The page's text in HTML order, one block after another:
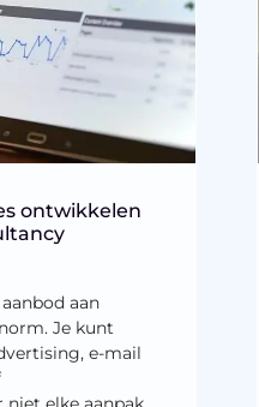
ontwikkelen
aan
Je kunt
e-mail